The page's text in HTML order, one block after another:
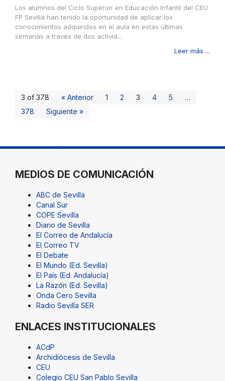
Los alumnos del Ciclo Superior en Educación Infantil del CEU
FP Sevilla han tenido la oportunidad de aplicar los
conocimientos adquiridos en el aula en estas últimas
semanas a través de dos activid...
Leer más ...
3 of 378 « Anterior 1 2 3 4 5
…
378
Siguiente »
MEDIOS DE COMUNICACIÓN
ABC de Sevilla
Canal Sur
COPE Sevilla
Diario de Sevilla
El Correo de Andalucía
El Correo TV
El Debate
El Mundo (Ed. Sevilla)
El País (Ed. Andalucía)
La Razón (Ed. Sevilla)
Onda Cero Sevilla
Radio Sevilla SER
ENLACES INSTITUCIONALES
ACdP
Archidiócesis de Sevilla
CEU
Colegio CEU San Pablo Sevilla